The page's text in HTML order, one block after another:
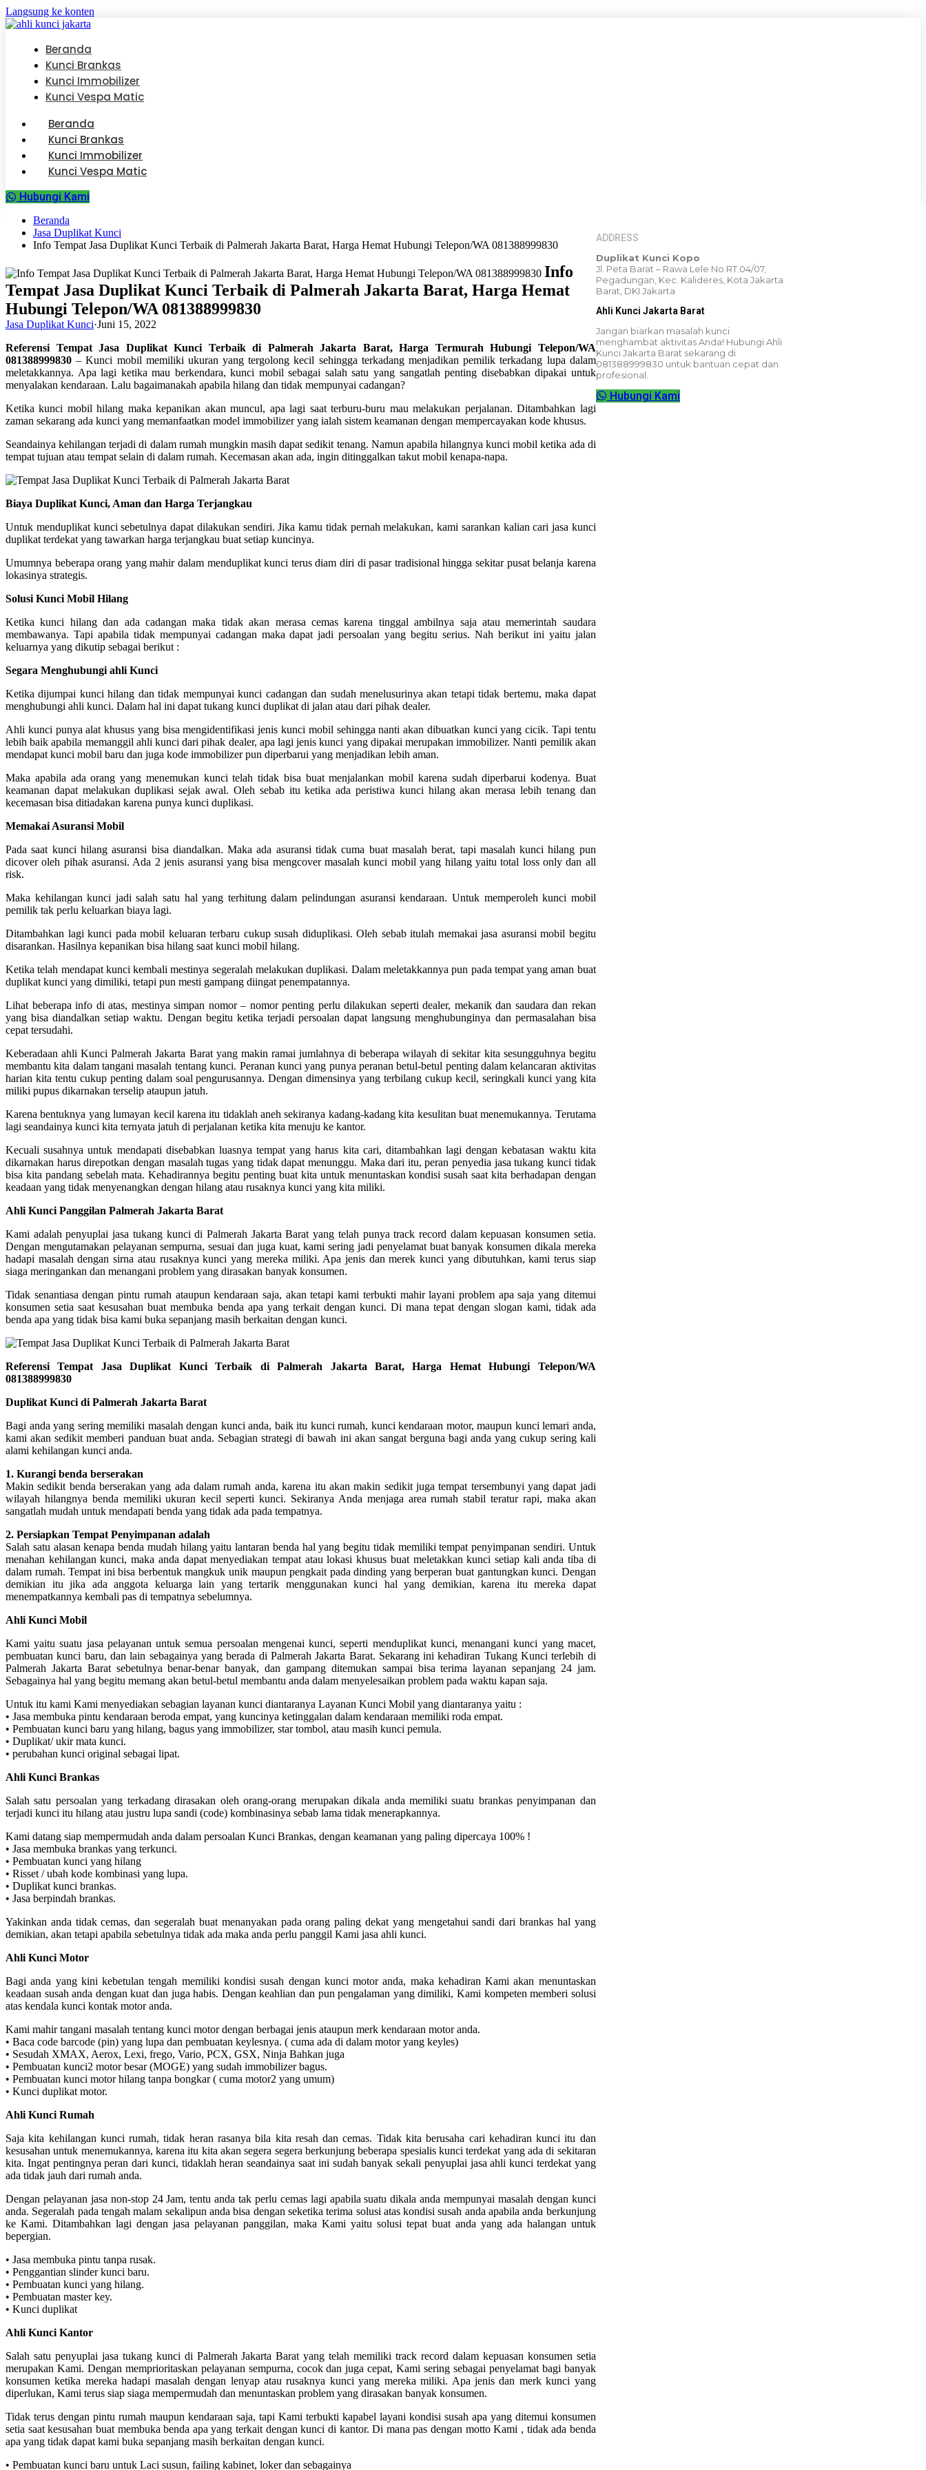
Langsung ke konten
Beranda
Kunci Brankas
Kunci Immobilizer
Kunci Vespa Matic
Beranda
Kunci Brankas
Kunci Immobilizer
Kunci Vespa Matic
Hubungi Kami
Beranda
Jasa Duplikat Kunci
Info Tempat Jasa Duplikat Kunci Terbaik di Palmerah Jakarta Barat, Harga Hemat Hubungi Telepon/WA 081388999830
Info
Tempat Jasa Duplikat Kunci Terbaik di Palmerah Jakarta Barat, Harga Hemat
Hubungi Telepon/WA 081388999830
Jasa Duplikat Kunci·Juni 15, 2022
Referensi Tempat Jasa Duplikat Kunci Terbaik di Palmerah Jakarta Barat, Harga Termurah Hubungi Telepon/WA
081388999830 – Kunci mobil memiliki ukuran yang tergolong kecil sehingga terkadang menjadikan pemilik terkadang lupa dalam
meletakkannya. Apa lagi ketika mau berkendara, kunci mobil sebagai salah satu yang sangatlah penting disebabkan dipakai untuk
menyalakan kendaraan. Lalu bagaimanakah apabila hilang dan tidak mempunyai cadangan?
Ketika kunci mobil hilang maka kepanikan akan muncul, apa lagi saat terburu-buru mau melakukan perjalanan. Ditambahkan lagi
zaman sekarang ada kunci yang memanfaatkan model immobilizer yang ialah sistem keamanan dengan mempercayakan kode khusus.
Seandainya kehilangan terjadi di dalam rumah mungkin masih dapat sedikit tenang. Namun apabila hilangnya kunci mobil ketika ada di
tempat tujuan atau tempat selain di dalam rumah. Kecemasan akan ada, ingin ditinggalkan takut mobil kenapa-napa.
Biaya Duplikat Kunci, Aman dan Harga Terjangkau
Untuk menduplikat kunci sebetulnya dapat dilakukan sendiri. Jika kamu tidak pernah melakukan, kami sarankan kalian cari jasa kunci
duplikat terdekat yang tawarkan harga terjangkau buat setiap kuncinya.
Umumnya beberapa orang yang mahir dalam menduplikat kunci terus diam diri di pasar tradisional hingga sekitar pusat belanja karena
lokasinya strategis.
Solusi Kunci Mobil Hilang
Ketika kunci hilang dan ada cadangan maka tidak akan merasa cemas karena tinggal ambilnya saja atau memerintah saudara
membawanya. Tapi apabila tidak mempunyai cadangan maka dapat jadi persoalan yang begitu serius. Nah berikut ini yaitu jalan
keluarnya yang dikutip sebagai berikut :
Segara Menghubungi ahli Kunci
Ketika dijumpai kunci hilang dan tidak mempunyai kunci cadangan dan sudah menelusurinya akan tetapi tidak bertemu, maka dapat
menghubungi ahli kunci. Dalam hal ini dapat tukang kunci duplikat di jalan atau dari pihak dealer.
Ahli kunci punya alat khusus yang bisa mengidentifikasi jenis kunci mobil sehingga nanti akan dibuatkan kunci yang cicik. Tapi tentu
lebih baik apabila memanggil ahli kunci dari pihak dealer, apa lagi jenis kunci yang dipakai merupakan immobilizer. Nanti pemilik akan
mendapat kunci mobil baru dan juga kode immobilizer pun diperbarui yang menjadikan lebih aman.
Maka apabila ada orang yang menemukan kunci telah tidak bisa buat menjalankan mobil karena sudah diperbarui kodenya. Buat
keamanan dapat melakukan duplikasi sejak awal. Oleh sebab itu ketika ada peristiwa kunci hilang akan merasa lebih tenang dan
kecemasan bisa ditiadakan karena punya kunci duplikasi.
Memakai Asuransi Mobil
Pada saat kunci hilang asuransi bisa diandalkan. Maka ada asuransi tidak cuma buat masalah berat, tapi masalah kunci hilang pun
dicover oleh pihak asuransi. Ada 2 jenis asuransi yang bisa mengcover masalah kunci mobil yang hilang yaitu total loss only dan all
risk.
Maka kehilangan kunci jadi salah satu hal yang terhitung dalam pelindungan asuransi kendaraan. Untuk memperoleh kunci mobil
pemilik tak perlu keluarkan biaya lagi.
Ditambahkan lagi kunci pada mobil keluaran terbaru cukup susah diduplikasi. Oleh sebab itulah memakai jasa asuransi mobil begitu
disarankan. Hasilnya kepanikan bisa hilang saat kunci mobil hilang.
Ketika telah mendapat kunci kembali mestinya segeralah melakukan duplikasi. Dalam meletakkannya pun pada tempat yang aman buat
duplikat kunci yang dimiliki, tetapi pun mesti gampang diingat penempatannya.
Lihat beberapa info di atas, mestinya simpan nomor – nomor penting perlu dilakukan seperti dealer, mekanik dan saudara dan rekan
yang bisa diandalkan setiap waktu. Dengan begitu ketika terjadi persoalan dapat langsung menghubunginya dan permasalahan bisa
cepat tersudahi.
Keberadaan ahli Kunci Palmerah Jakarta Barat yang makin ramai jumlahnya di beberapa wilayah di sekitar kita sesungguhnya begitu
membantu kita dalam tangani masalah tentang kunci. Peranan kunci yang punya peranan betul-betul penting dalam kelancaran aktivitas
harian kita tentu cukup penting dalam soal pengurusannya. Dengan dimensinya yang terbilang cukup kecil, seringkali kunci yang kita
miliki pupus dikarnakan terselip ataupun jatuh.
Karena bentuknya yang lumayan kecil karena itu tidaklah aneh sekiranya kadang-kadang kita kesulitan buat menemukannya. Terutama
lagi seandainya kunci kita ternyata jatuh di perjalanan ketika kita menuju ke kantor.
Kecuali susahnya untuk mendapati disebabkan luasnya tempat yang harus kita cari, ditambahkan lagi dengan kebatasan waktu kita
dikarnakan harus direpotkan dengan masalah tugas yang tidak dapat menunggu. Maka dari itu, peran penyedia jasa tukang kunci tidak
bisa kita pandang sebelah mata. Kehadirannya begitu penting buat kita untuk menuntaskan kondisi susah saat kita berhadapan dengan
keadaan yang tidak menyenangkan dengan hilang atau rusaknya kunci yang kita miliki.
Ahli Kunci Panggilan Palmerah Jakarta Barat
Kami adalah penyuplai jasa tukang kunci di Palmerah Jakarta Barat yang telah punya track record dalam kepuasan konsumen setia.
Dengan mengutamakan pelayanan sempurna, sesuai dan juga kuat, kami sering jadi penyelamat buat banyak konsumen dikala mereka
hadapi masalah dengan sirna atau rusaknya kunci yang mereka miliki. Apa jenis dan merek kunci yang dibutuhkan, kami terus siap
siaga meringankan dan menangani problem yang dirasakan banyak konsumen.
Tidak senantiasa dengan pintu rumah ataupun kendaraan saja, akan tetapi kami terbukti mahir layani problem apa saja yang ditemui
konsumen setia saat kesusahan buat membuka benda apa yang terkait dengan kunci. Di mana tepat dengan slogan kami, tidak ada
benda apa yang tidak bisa kami buka sepanjang masih berkaitan dengan kunci.
Referensi Tempat Jasa Duplikat Kunci Terbaik di Palmerah Jakarta Barat, Harga Hemat Hubungi Telepon/WA
081388999830
Duplikat Kunci di Palmerah Jakarta Barat
Bagi anda yang sering memiliki masalah dengan kunci anda, baik itu kunci rumah, kunci kendaraan motor, maupun kunci lemari anda,
kami akan sedikit memberi panduan buat anda. Sebagian strategi di bawah ini akan sangat berguna bagi anda yang cukup sering kali
alami kehilangan kunci anda.
1. Kurangi benda berserakan
Makin sedikit benda berserakan yang ada dalam rumah anda, karena itu akan makin sedikit juga tempat tersembunyi yang dapat jadi
wilayah hilangnya benda memiliki ukuran kecil seperti kunci. Sekiranya Anda menjaga area rumah stabil teratur rapi, maka akan
sangatlah mudah untuk mendapati benda yang tidak ada pada tempatnya.
2. Persiapkan Tempat Penyimpanan adalah
Salah satu alasan kenapa benda mudah hilang yaitu lantaran benda hal yang begitu tidak memiliki tempat penyimpanan sendiri. Untuk
menahan kehilangan kunci, maka anda dapat menyediakan tempat atau lokasi khusus buat meletakkan kunci setiap kali anda tiba di
dalam rumah. Tempat ini bisa berbentuk mangkuk unik maupun pengkait pada dinding yang berperan buat gantungkan kunci. Dengan
demikian itu jika ada anggota keluarga lain yang tertarik menggunakan kunci hal yang demikian, karena itu mereka dapat
menempatkannya kembali pas di tempatnya sebelumnya.
Ahli Kunci Mobil
Kami yaitu suatu jasa pelayanan untuk semua persoalan mengenai kunci, seperti menduplikat kunci, menangani kunci yang macet,
pembuatan kunci baru, dan lain sebagainya yang berada di Palmerah Jakarta Barat. Sekarang ini kehadiran Tukang Kunci terlebih di
Palmerah Jakarta Barat sebetulnya benar-benar banyak, dan gampang ditemukan sampai bisa terima layanan sepanjang 24 jam.
Sebagainya hal yang begitu memang akan betul-betul membantu anda dalam menyelesaikan problem pada waktu kapan saja.
Untuk itu kami Kami menyediakan sebagian layanan kunci diantaranya Layanan Kunci Mobil yang diantaranya yaitu :
• Jasa membuka pintu kendaraan beroda empat, yang kuncinya ketinggalan dalam kendaraan memiliki roda empat.
• Pembuatan kunci baru yang hilang, bagus yang immobilizer, star tombol, atau masih kunci pemula.
• Duplikat/ ukir mata kunci.
• perubahan kunci original sebagai lipat.
Ahli Kunci Brankas
Salah satu persoalan yang terkadang dirasakan oleh orang-orang merupakan dikala anda memiliki suatu brankas penyimpanan dan
terjadi kunci itu hilang atau justru lupa sandi (code) kombinasinya sebab lama tidak menerapkannya.
Kami datang siap mempermudah anda dalam persoalan Kunci Brankas, dengan keamanan yang paling dipercaya 100% !
• Jasa membuka brankas yang terkunci.
• Pembuatan kunci yang hilang
• Risset / ubah kode kombinasi yang lupa.
• Duplikat kunci brankas.
• Jasa berpindah brankas.
Yakinkan anda tidak cemas, dan segeralah buat menanyakan pada orang paling dekat yang mengetahui sandi dari brankas hal yang
demikian, akan tetapi apabila sebetulnya tidak ada maka anda perlu panggil Kami jasa ahli kunci.
Ahli Kunci Motor
Bagi anda yang kini kebetulan tengah memiliki kondisi susah dengan kunci motor anda, maka kehadiran Kami akan menuntaskan
keadaan susah anda dengan kuat dan juga habis. Dengan keahlian dan pun pengalaman yang dimiliki, Kami kompeten memberi solusi
atas kendala kunci kontak motor anda.
Kami mahir tangani masalah tentang kunci motor dengan berbagai jenis ataupun merk kendaraan motor anda.
• Baca code barcode (pin) yang lupa dan pembuatan keylesnya. ( cuma ada di dalam motor yang keyles)
• Sesudah XMAX, Aerox, Lexi, frego, Vario, PCX, GSX, Ninja Bahkan juga
• Pembuatan kunci2 motor besar (MOGE) yang sudah immobilizer bagus.
• Pembuatan kunci motor hilang tanpa bongkar ( cuma motor2 yang umum)
• Kunci duplikat motor.
Ahli Kunci Rumah
Saja kita kehilangan kunci rumah, tidak heran rasanya bila kita resah dan cemas. Tidak kita berusaha cari kehadiran kunci itu dan
kesusahan untuk menemukannya, karena itu kita akan segera segera berkunjung beberapa spesialis kunci terdekat yang ada di sekitaran
kita. Ingat pentingnya peran dari kunci, tidaklah heran seandainya saat ini sudah banyak sekali penyuplai jasa ahli kunci terdekat yang
ada tidak jauh dari rumah anda.
Dengan pelayanan jasa non-stop 24 Jam, tentu anda tak perlu cemas lagi apabila suatu dikala anda mempunyai masalah dengan kunci
anda. Segeralah pada tengah malam sekalipun anda bisa dengan seketika terima solusi atas kondisi susah anda apabila anda berkunjung
ke Kami. Ditambahkan lagi dengan jasa pelayanan panggilan, maka Kami yaitu solusi tepat buat anda yang ada halangan untuk
bepergian.
• Jasa membuka pintu tanpa rusak.
• Penggantian slinder kunci baru.
• Pembuatan kunci yang hilang.
• Pembuatan master key.
• Kunci duplikat
Ahli Kunci Kantor
Salah satu penyuplai jasa tukang kunci di Palmerah Jakarta Barat yang telah memiliki track record dalam kepuasan konsumen setia
merupakan Kami. Dengan memprioritaskan pelayanan sempurna, cocok dan juga cepat, Kami sering sebagai penyelamat bagi banyak
konsumen ketika mereka hadapi masalah dengan lenyap atau rusaknya kunci yang mereka miliki. Apa jenis dan merk kunci yang
diperlukan, Kami terus siap siaga mempermudah dan menuntaskan problem yang dirasakan banyak konsumen.
Tidak terus dengan pintu rumah maupun kendaraan saja, tapi Kami terbukti kapabel layani kondisi susah apa yang ditemui konsumen
setia saat kesusahan buat membuka benda apa yang terkait dengan kunci di kantor. Di mana pas dengan motto Kami , tidak ada benda
apa yang tidak dapat kami buka sepanjang masih berkaitan dengan kunci.
• Pembuatan kunci baru untuk Laci susun, failing kabinet, loker dan sebagainya
ADDRESS
Duplikat Kunci Kopo
Jl. Peta Barat – Rawa Lele No.RT.04/07,
Pegadungan, Kec. Kalideres, Kota Jakarta
Barat, DKI Jakarta
Ahli Kunci Jakarta Barat
Jangan biarkan masalah kunci
menghambat aktivitas Anda! Hubungi Ahli
Kunci Jakarta Barat sekarang di
081388999830 untuk bantuan cepat dan
profesional.
Hubungi Kami